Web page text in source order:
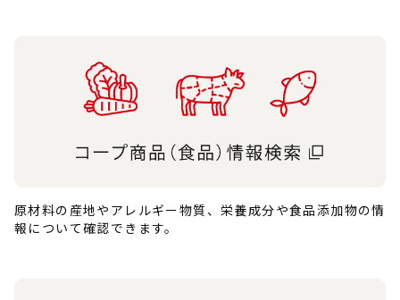
原材料の産地やアレルギー物質、栄養成分や食品添加物の情
報について確認できます。